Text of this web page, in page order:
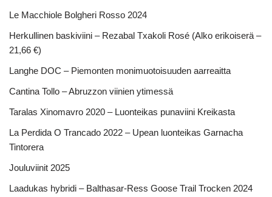
Le Macchiole Bolgheri Rosso 2024
Herkullinen baskiviini – Rezabal Txakoli Rosé (Alko erikoiserä –
21,66 €)
Langhe DOC – Piemonten monimuotoisuuden aarreaitta
Cantina Tollo – Abruzzon viinien ytimessä
Taralas Xinomavro 2020 – Luonteikas punaviini Kreikasta
La Perdida O Trancado 2022 – Upean luonteikas Garnacha
Tintorera
Jouluviinit 2025
Laadukas hybridi – Balthasar-Ress Goose Trail Trocken 2024